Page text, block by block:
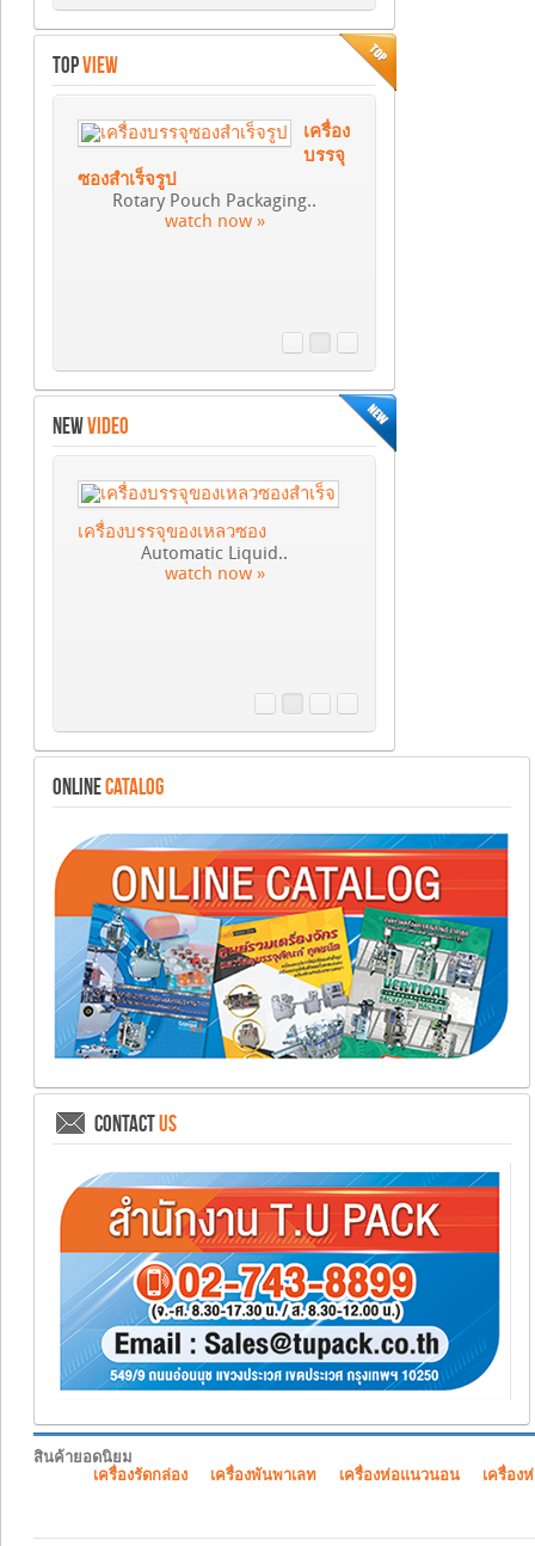
TOPVIEW
เครื่อง
บรรจุ
ซองสำเร็จรูป
Rotary Pouch Packaging..
watch now »
NEWVIDEO
เครื่องบรรจุของเหลวซอง
Automatic Liquid..
watch now »
ONLINECATALOG
CONTACTUS
สินค้ายอดนิยม
เครื่องรัดกล่อง
เครื่องพันพาเลท เครื่องห่อแนวนอน เครื่อง